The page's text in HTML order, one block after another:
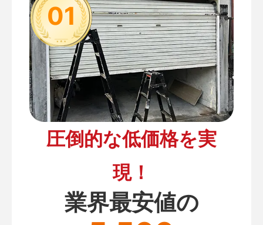
01
圧倒的な低価格を実
現！
業界最安値の